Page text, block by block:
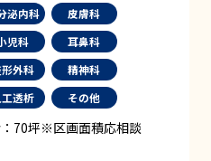
泌内科
皮膚科
児科
耳鼻科
外科
精神科
工透析 その他
70坪※区画面積応相談